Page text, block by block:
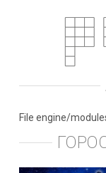
File engine/